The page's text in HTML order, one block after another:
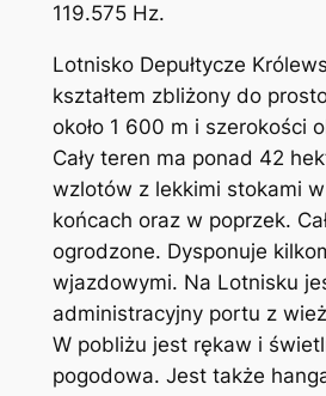
119.575 Hz.
Lotnisko Depułtycze
kształtem zbliżony do
około 1 600 m i szerokości
Cały teren ma ponad 42
wzlotów z lekkimi stokami w
końcach oraz w poprzek.
ogrodzone. Dysponuje
wjazdowymi. Na Lotnisku
administracyjny portu z
W pobliżu jest rękaw i
pogodowa. Jest także